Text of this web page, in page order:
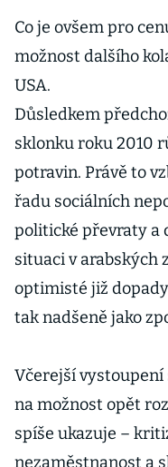
Co je ovšem pro
možnost dalšího
USA.
Důsledkem
sklonku roku 2010
potravin. Právě to
řadu sociálních
politické převraty a
situaci v arabských
optimisté již
tak nadšeně jako
Včerejší vystoupení
na možnost opět
spíše ukazuje –
nezaměstnanost a